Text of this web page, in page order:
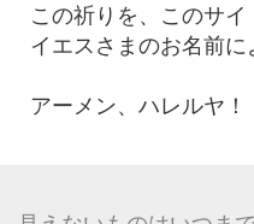
この祈りを、このサ
イエスさまのお名前